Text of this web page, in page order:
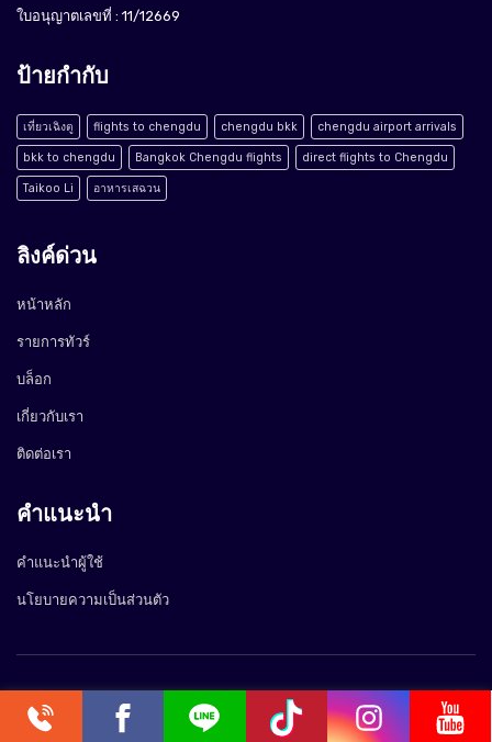
ใบอนุญาตเลขที่ : 11/12669
ป้ายกำกับ
เที่ยวเฉิงตู flights to chengdu chengdu bkk chengdu airport arrivals
bkk to chengdu Bangkok Chengdu flights direct flights to Chengdu
Taikoo Li อาหารเสฉวน
ลิงค์ด่วน
หน้าหลัก
รายการทัวร์
บล็อก
เกี่ยวกับเรา
ติดต่อเรา
คำแนะนำ
คำแนะนำผู้ใช้
นโยบายความเป็นส่วนตัว
Copyright @2024 FlyingWaves Media Co.,Ltd.
0.100492s